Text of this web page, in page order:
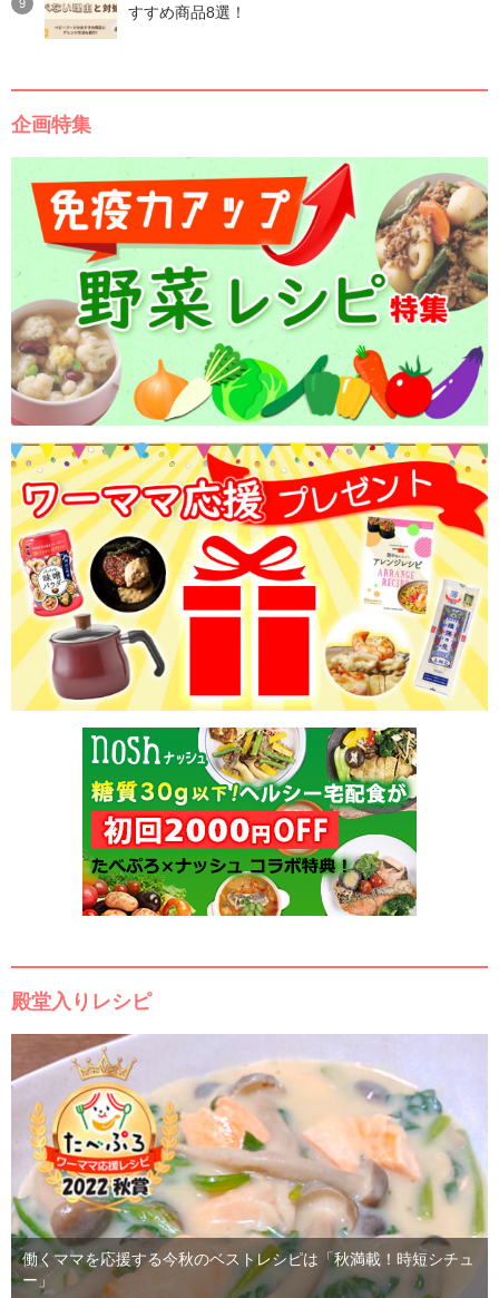
すすめ商品8選！
企画特集
殿堂入りレシピ
働くママを応援する今秋のベストレシピは「秋満載！時短シチュ
ー」